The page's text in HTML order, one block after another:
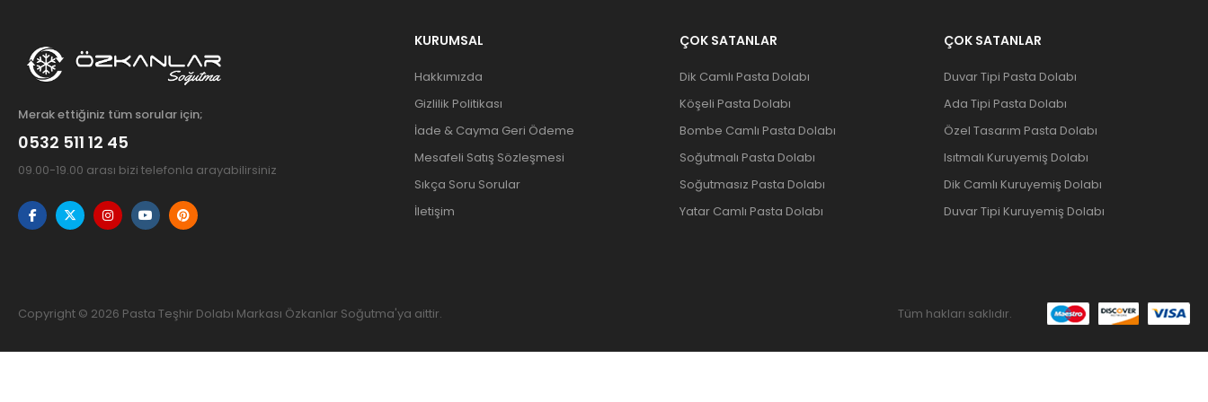
Merak ettiğiniz tüm sorular için;
0532 511 12 45
09.00-19.00 arası bizi telefonla arayabilirsiniz
KURUMSAL
Hakkımızda
Gizlilik Politikası
İade & Cayma Geri Ödeme
Mesafeli Satış Sözleşmesi
Sıkça Soru Sorular
İletişim
ÇOK SATANLAR
Dik Camlı Pasta Dolabı
Köşeli Pasta Dolabı
Bombe Camlı Pasta Dolabı
Soğutmalı Pasta Dolabı
Soğutmasız Pasta Dolabı
Yatar Camlı Pasta Dolabı
ÇOK SATANLAR
Duvar Tipi Pasta Dolabı
Ada Tipi Pasta Dolabı
Özel Tasarım Pasta Dolabı
Isıtmalı Kuruyemiş Dolabı
Dik Camlı Kuruyemiş Dolabı
Duvar Tipi Kuruyemiş Dolabı
Copyright © 2026 Pasta Teşhir Dolabı Markası Özkanlar Soğutma'ya aittir. Tüm hakları saklıdır.